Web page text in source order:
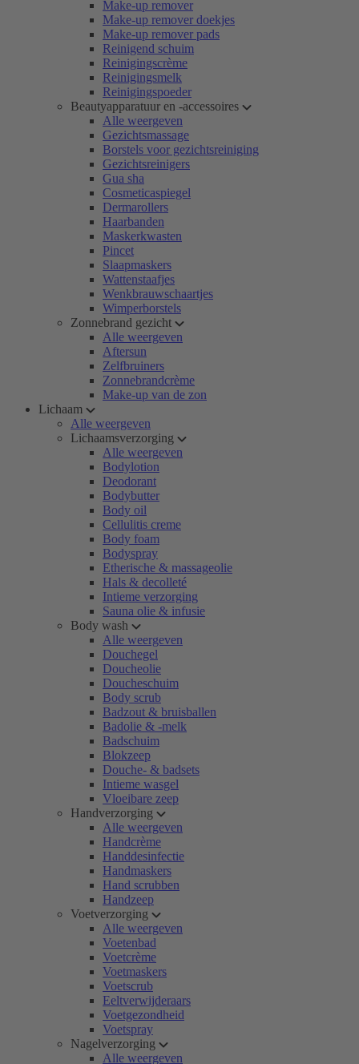
Make-up remover
Make-up remover doekjes
Make-up remover pads
Reinigend schuim
Reinigingscrème
Reinigingsmelk
Reinigingspoeder
Beautyapparatuur en -accessoires
Alle weergeven
Gezichtsmassage
Borstels voor gezichtsreiniging
Gezichtsreinigers
Gua sha
Cosmeticaspiegel
Dermarollers
Haarbanden
Maskerkwasten
Pincet
Slaapmaskers
Wattenstaafjes
Wenkbrauwschaartjes
Wimperborstels
Zonnebrand gezicht
Alle weergeven
Aftersun
Zelfbruiners
Zonnebrandcrème
Make-up van de zon
Lichaam
Alle weergeven
Lichaamsverzorging
Alle weergeven
Bodylotion
Deodorant
Bodybutter
Body oil
Cellulitis creme
Body foam
Bodyspray
Etherische & massageolie
Hals & decolleté
Intieme verzorging
Sauna olie & infusie
Body wash
Alle weergeven
Douchegel
Doucheolie
Doucheschuim
Body scrub
Badzout & bruisballen
Badolie & -melk
Badschuim
Blokzeep
Douche- & badsets
Intieme wasgel
Vloeibare zeep
Handverzorging
Alle weergeven
Handcrème
Handdesinfectie
Handmaskers
Hand scrubben
Handzeep
Voetverzorging
Alle weergeven
Voetenbad
Voetcrème
Voetmaskers
Voetscrub
Eeltverwijderaars
Voetgezondheid
Voetspray
Nagelverzorging
Alle weergeven